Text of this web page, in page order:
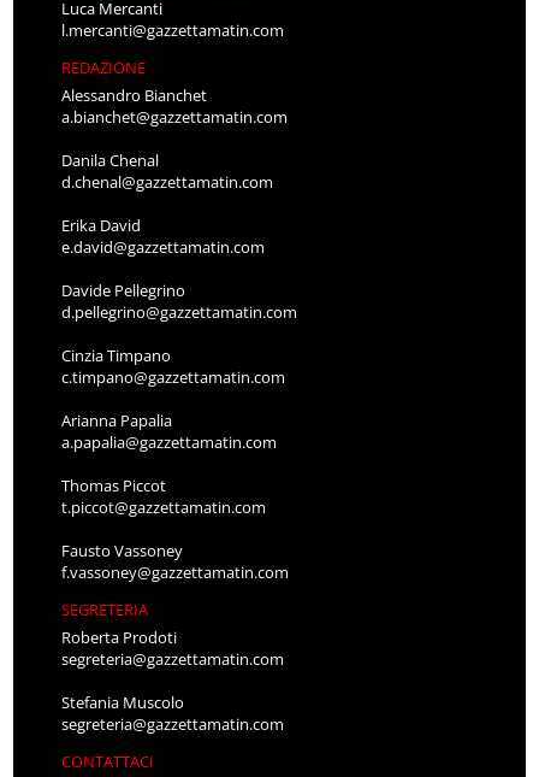
Luca Mercanti
l.mercanti@gazzettamatin.com
REDAZIONE
Alessandro Bianchet
a.bianchet@gazzettamatin.com
Danila Chenal
d.chenal@gazzettamatin.com
Erika David
e.david@gazzettamatin.com
Davide Pellegrino
d.pellegrino@gazzettamatin.com
Cinzia Timpano
c.timpano@gazzettamatin.com
Arianna Papalia
a.papalia@gazzettamatin.com
Thomas Piccot
t.piccot@gazzettamatin.com
Fausto Vassoney
f.vassoney@gazzettamatin.com
SEGRETERIA
Roberta Prodoti
segreteria@gazzettamatin.com
Stefania Muscolo
segreteria@gazzettamatin.com
CONTATTACI